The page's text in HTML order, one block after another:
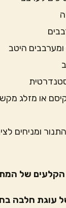
היטב
או מזלג
ומניחים
של
חלבה